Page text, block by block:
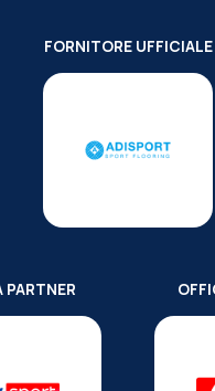
FORNITORE UFFICIALE
PARTNER